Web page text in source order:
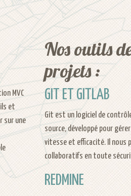
MVC
et
sur une
Nos outils
projets :
GIT ET GITLAB
Git est un logiciel de
source, développé pour
vitesse et efficacité. Il nous
collaboratifs en toute
REDMINE